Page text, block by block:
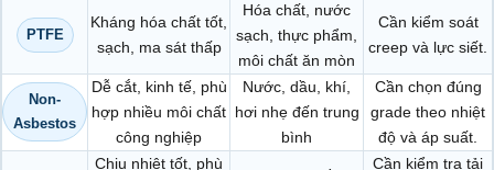
PTFE
Kháng hóa chất tốt,
sạch, ma sát thấp
Hóa chất, nước
sạch, thực phẩm,
môi chất ăn mòn
Cần kiểm soát
creep và lực siết.
Non-
Asbestos
Dễ cắt, kinh tế, phù
hợp nhiều môi chất
công nghiệp
Nước, dầu, khí,
hơi nhẹ đến trung
bình
Cần chọn đúng
grade theo nhiệt
độ và áp suất.
Chịu nhiệt tốt, phù
Cần kiểm tra tải